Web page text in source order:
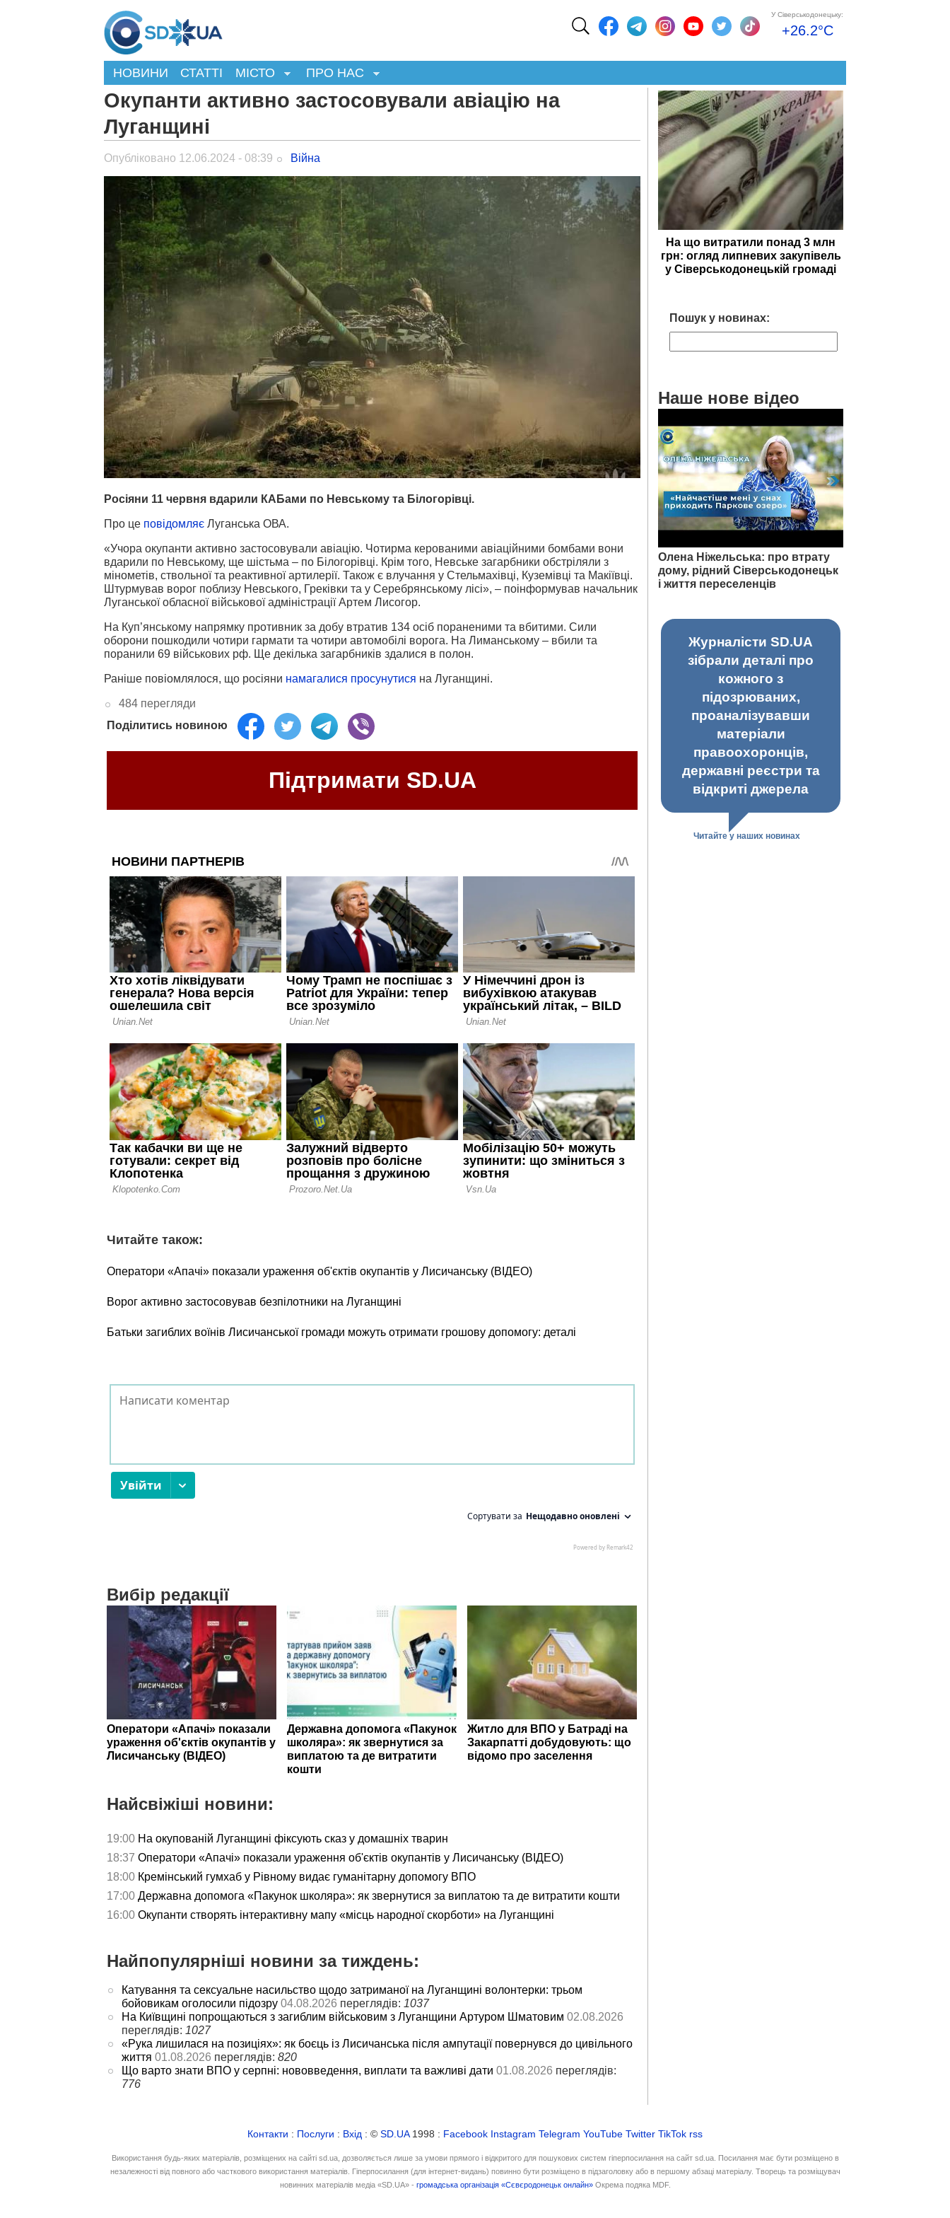
У Сіверськодонецьку:
+26.2°C
НОВИНИ СТАТТІ МІСТО ПРО НАС
Окупанти активно застосовували авіацію на
Луганщині
Опубліковано 12.06.2024 - 08:39 Війна
Росіяни 11 червня вдарили КАБами по Невському та Білогорівці.
Про це повідомляє Луганська ОВА.
«Учора окупанти активно застосовували авіацію. Чотирма керованими авіаційними бомбами вони
вдарили по Невському, ще шістьма – по Білогорівці. Крім того, Невське загарбники обстріляли з
мінометів, ствольної та реактивної артилерії. Також є влучання у Стельмахівці, Куземівці та Макіївці.
Штурмував ворог поблизу Невського, Греківки та у Серебрянському лісі», – поінформував начальник
Луганської обласної військової адміністрації Артем Лисогор.
На Куп’янському напрямку противник за добу втратив 134 осіб пораненими та вбитими. Сили
оборони пошкодили чотири гармати та чотири автомобілі ворога. На Лиманському – вбили та
поранили 69 військових рф. Ще декілька загарбників здалися в полон.
Раніше повіомлялося, що росіяни намагалися просунутися на Луганщині.
484 перегляди
Поділитись новиною
Підтримати SD.UA
Читайте також:
Оператори «Апачі» показали ураження об'єктів окупантів у Лисичанську (ВІДЕО)
Ворог активно застосовував безпілотники на Луганщині
Батьки загиблих воїнів Лисичанської громади можуть отримати грошову допомогу: деталі
Вибір редакції
Оператори «Апачі» показали
ураження об'єктів окупантів у
Лисичанську (ВІДЕО)
Державна допомога «Пакунок
школяра»: як звернутися за
виплатою та де витратити
кошти
Житло для ВПО у Батраді на
Закарпатті добудовують: що
відомо про заселення
Найсвіжіші новини:
19:00 На окупованій Луганщині фіксують сказ у домашніх тварин
18:37 Оператори «Апачі» показали ураження об'єктів окупантів у Лисичанську (ВІДЕО)
18:00 Кремінський гумхаб у Рівному видає гуманітарну допомогу ВПО
17:00 Державна допомога «Пакунок школяра»: як звернутися за виплатою та де витратити кошти
16:00 Окупанти створять інтерактивну мапу «місць народної скорботи» на Луганщині
Найпопулярніші новини за тиждень:
Катування та сексуальне насильство щодо затриманої на Луганщині волонтерки: трьом
бойовикам оголосили підозру 04.08.2026 переглядів: 1037
На Київщині попрощаються з загиблим військовим з Луганщини Артуром Шматовим 02.08.2026
переглядів: 1027
«Рука лишилася на позиціях»: як боєць із Лисичанська після ампутації повернувся до цивільного
життя 01.08.2026 переглядів: 820
Що варто знати ВПО у серпні: нововведення, виплати та важливі дати 01.08.2026 переглядів:
776
На що витратили понад 3 млн
грн: огляд липневих закупівель
у Сіверськодонецькій громаді
Пошук у новинах:
Наше нове відео
Олена Ніжельська: про втрату
дому, рідний Сіверськодонецьк
і життя переселенців
Журналісти SD.UA
зібрали деталі про
кожного з
підозрюваних,
проаналізувавши
матеріали
правоохоронців,
державні реєстри та
відкриті джерела
Читайте у наших новинах
Контакти : Послуги : Вхід : © SD.UA1998 : Facebook Instagram Telegram YouTube Twitter TikTok rss
Використання будь-яких матеріалів, розміщених на сайті sd.ua, дозволяється лише за умови прямого і відкритого для пошукових систем гіперпосилання на сайт sd.ua. Посилання має бути розміщено в
незалежності від повного або часткового використання матеріалів. Гіперпосилання (для інтернет-видань) повинно бути розміщено в підзаголовку або в першому абзаці матеріалу. Творець та розміщувач
новинних матеріалів медіа «SD.UA» - громадська організація «Сєвєродонецьк онлайн»Окрема подяка MDF.